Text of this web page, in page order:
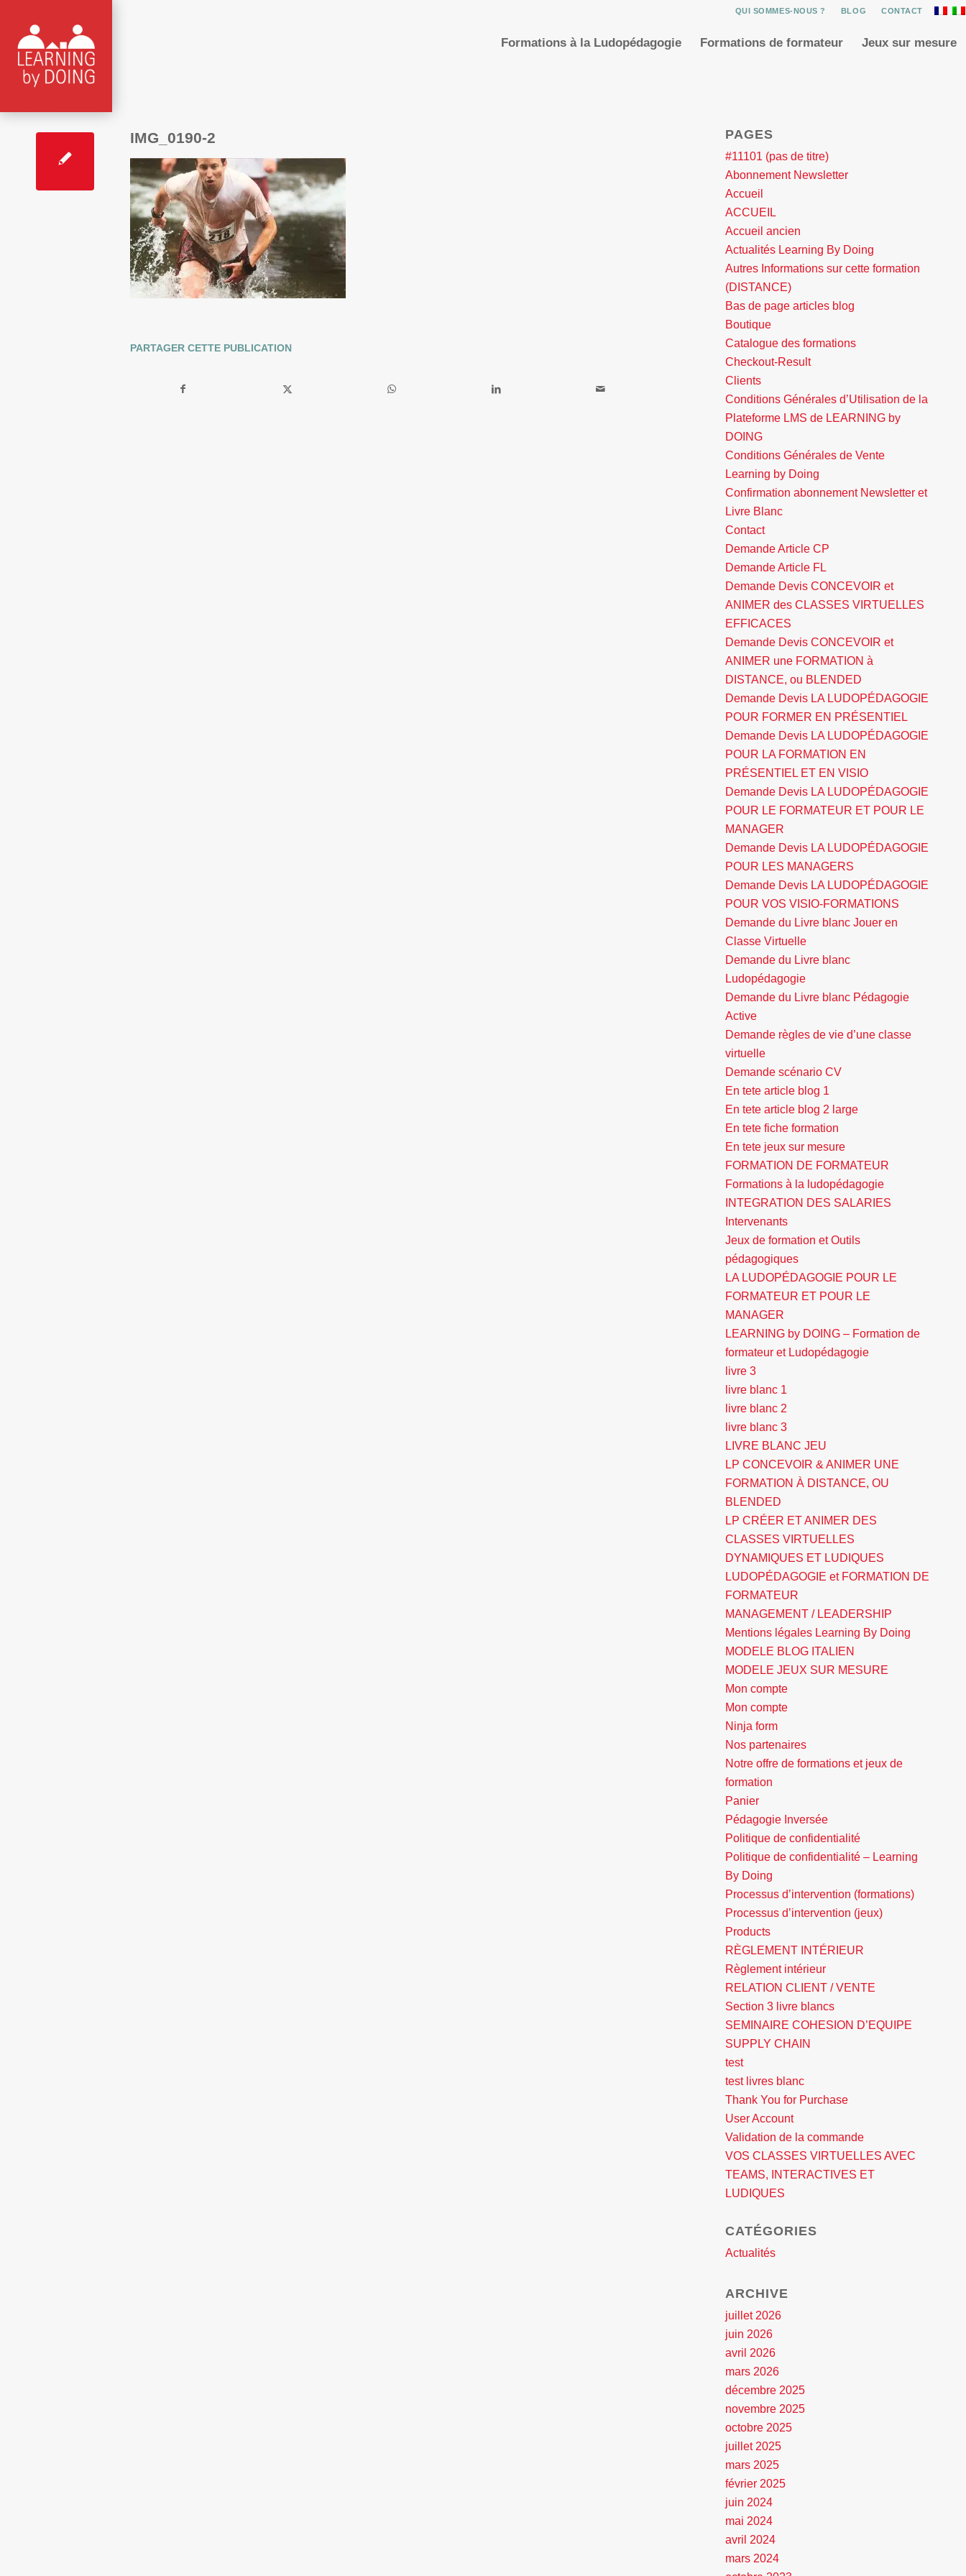
QUI SOMMES-NOUS ? BLOG CONTACT
Formations à la Ludopédagogie Formations de formateur Jeux sur mesure
IMG_0190-2
PARTAGER CETTE PUBLICATION
PAGES
#11101 (pas de titre)
Abonnement Newsletter
Accueil
ACCUEIL
Accueil ancien
Actualités Learning By Doing
Autres Informations sur cette formation
(DISTANCE)
Bas de page articles blog
Boutique
Catalogue des formations
Checkout-Result
Clients
Conditions Générales d’Utilisation de la
Plateforme LMS de LEARNING by
DOING
Conditions Générales de Vente
Learning by Doing
Confirmation abonnement Newsletter et
Livre Blanc
Contact
Demande Article CP
Demande Article FL
Demande Devis CONCEVOIR et
ANIMER des CLASSES VIRTUELLES
EFFICACES
Demande Devis CONCEVOIR et
ANIMER une FORMATION à
DISTANCE, ou BLENDED
Demande Devis LA LUDOPÉDAGOGIE
POUR FORMER EN PRÉSENTIEL
Demande Devis LA LUDOPÉDAGOGIE
POUR LA FORMATION EN
PRÉSENTIEL ET EN VISIO
Demande Devis LA LUDOPÉDAGOGIE
POUR LE FORMATEUR ET POUR LE
MANAGER
Demande Devis LA LUDOPÉDAGOGIE
POUR LES MANAGERS
Demande Devis LA LUDOPÉDAGOGIE
POUR VOS VISIO-FORMATIONS
Demande du Livre blanc Jouer en
Classe Virtuelle
Demande du Livre blanc
Ludopédagogie
Demande du Livre blanc Pédagogie
Active
Demande règles de vie d’une classe
virtuelle
Demande scénario CV
En tete article blog 1
En tete article blog 2 large
En tete fiche formation
En tete jeux sur mesure
FORMATION DE FORMATEUR
Formations à la ludopédagogie
INTEGRATION DES SALARIES
Intervenants
Jeux de formation et Outils
pédagogiques
LA LUDOPÉDAGOGIE POUR LE
FORMATEUR ET POUR LE
MANAGER
LEARNING by DOING – Formation de
formateur et Ludopédagogie
livre 3
livre blanc 1
livre blanc 2
livre blanc 3
LIVRE BLANC JEU
LP CONCEVOIR & ANIMER UNE
FORMATION À DISTANCE, OU
BLENDED
LP CRÉER ET ANIMER DES
CLASSES VIRTUELLES
DYNAMIQUES ET LUDIQUES
LUDOPÉDAGOGIE et FORMATION DE
FORMATEUR
MANAGEMENT / LEADERSHIP
Mentions légales Learning By Doing
MODELE BLOG ITALIEN
MODELE JEUX SUR MESURE
Mon compte
Mon compte
Ninja form
Nos partenaires
Notre offre de formations et jeux de
formation
Panier
Pédagogie Inversée
Politique de confidentialité
Politique de confidentialité – Learning
By Doing
Processus d’intervention (formations)
Processus d’intervention (jeux)
Products
RÈGLEMENT INTÉRIEUR
Règlement intérieur
RELATION CLIENT / VENTE
Section 3 livre blancs
SEMINAIRE COHESION D’EQUIPE
SUPPLY CHAIN
test
test livres blanc
Thank You for Purchase
User Account
Validation de la commande
VOS CLASSES VIRTUELLES AVEC
TEAMS, INTERACTIVES ET
LUDIQUES
CATÉGORIES
Actualités
ARCHIVE
juillet 2026
juin 2026
avril 2026
mars 2026
décembre 2025
novembre 2025
octobre 2025
juillet 2025
mars 2025
février 2025
juin 2024
mai 2024
avril 2024
mars 2024